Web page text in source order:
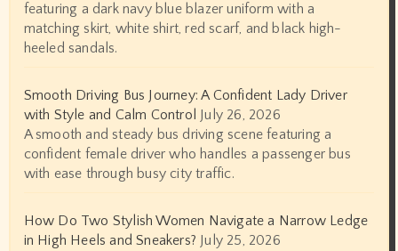
featuring a dark navy blue blazer uniform with a
matching skirt, white shirt, red scarf, and black high-
heeled sandals.
Smooth Driving Bus Journey: A Confident Lady Driver
with Style and Calm Control July 26, 2026
A smooth and steady bus driving scene featuring a
confident female driver who handles a passenger bus
with ease through busy city traffic.
How Do Two Stylish Women Navigate a Narrow Ledge
in High Heels and Sneakers? July 25, 2026